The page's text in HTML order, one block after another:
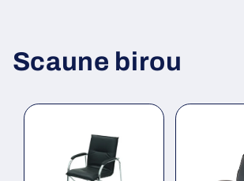
Scaune birou